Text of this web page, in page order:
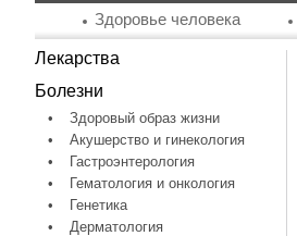
Здоровье человека
Лекарства
Болезни
•
Здоровый образ жизни
•
Акушерство и гинекология
•
Гастроэнтерология
•
Гематология и онкология
•
Генетика
•
Дерматология